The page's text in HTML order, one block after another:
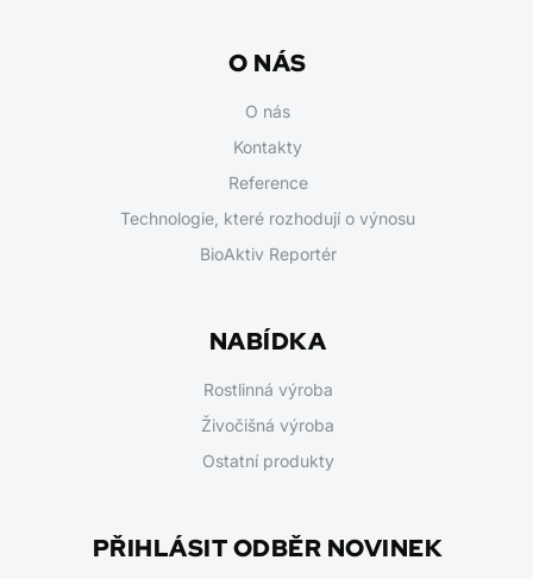
O NÁS
O nás
Kontakty
Reference
Technologie, které rozhodují o výnosu
BioAktiv Reportér
NABÍDKA
Rostlinná výroba
Živočišná výroba
Ostatní produkty
PŘIHLÁSIT ODBĚR NOVINEK